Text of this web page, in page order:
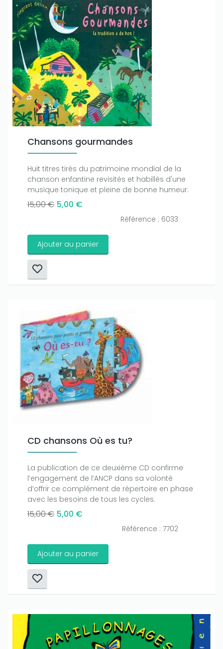
Chansons gourmandes
Huit titres tirés du patrimoine mondial de la
chanson enfantine revisités et habillés d'une
musique tonique et pleine de bonne humeur.
15,00 € 5,00 €
Référence : 6033
Ajouter au panier
CD chansons Où es tu?
La publication de ce deuxième CD confirme
l’engagement de l’ANCP dans sa volonté
d’offrir ce complément de répertoire en phase
avec les besoins de tous les cycles.
15,00 € 5,00 €
Référence : 7702
Ajouter au panier